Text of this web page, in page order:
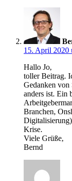
15. April 2020
Hallo Jo,
toller Beitrag.
Gedanken
anders ist. Ein
Branchen,
Krise.
Viele Grüße,
Bernd